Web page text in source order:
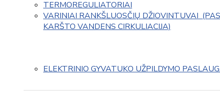
TERMOREGULIATORIAI
VARINIAI RANKŠLUOSČIŲ DŽIOVINTUVAI
KARŠTO VANDENS CIRKULIACIJA)
ELEKTRINIO GYVATUKO UŽPILDYMO